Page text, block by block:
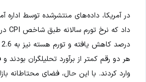
هر دو رقم کمتر از برآورد تحلیلگران بودند و
وارد کردند. با این حال، فضای محتاطانه